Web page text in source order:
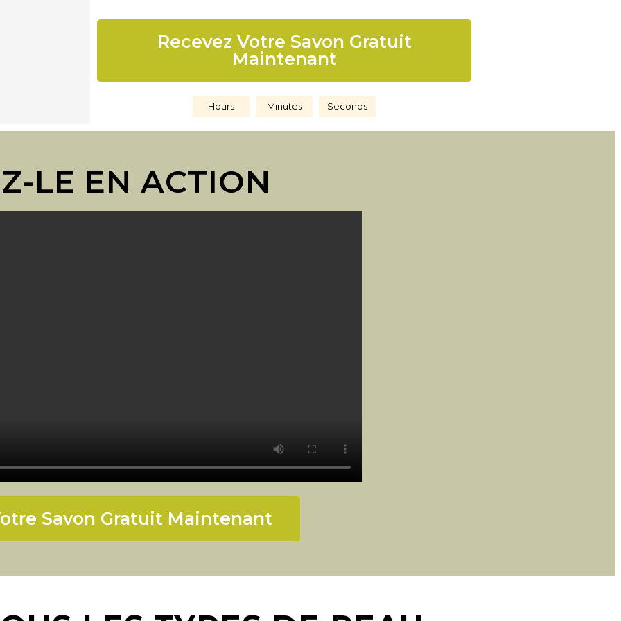
Recevez Votre Savon Gratuit
Maintenant
Hours Minutes Seconds
LE EN ACTION
Savon Gratuit Maintenant